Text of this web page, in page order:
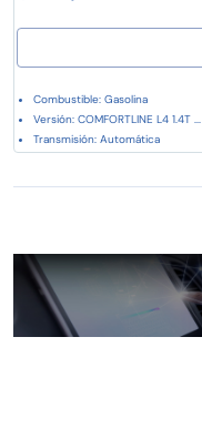
Combustible: Gasolina
Versión: COMFORTLINE L4 1.4T ...
Transmisión: Automática